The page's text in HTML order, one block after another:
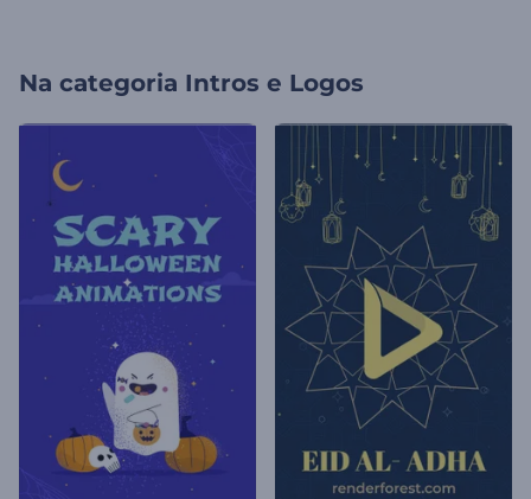
Na categoria Intros e Logos